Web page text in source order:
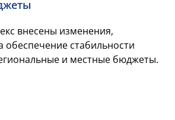
внесены изменения,
обеспечение стабильности
и местные бюджеты.